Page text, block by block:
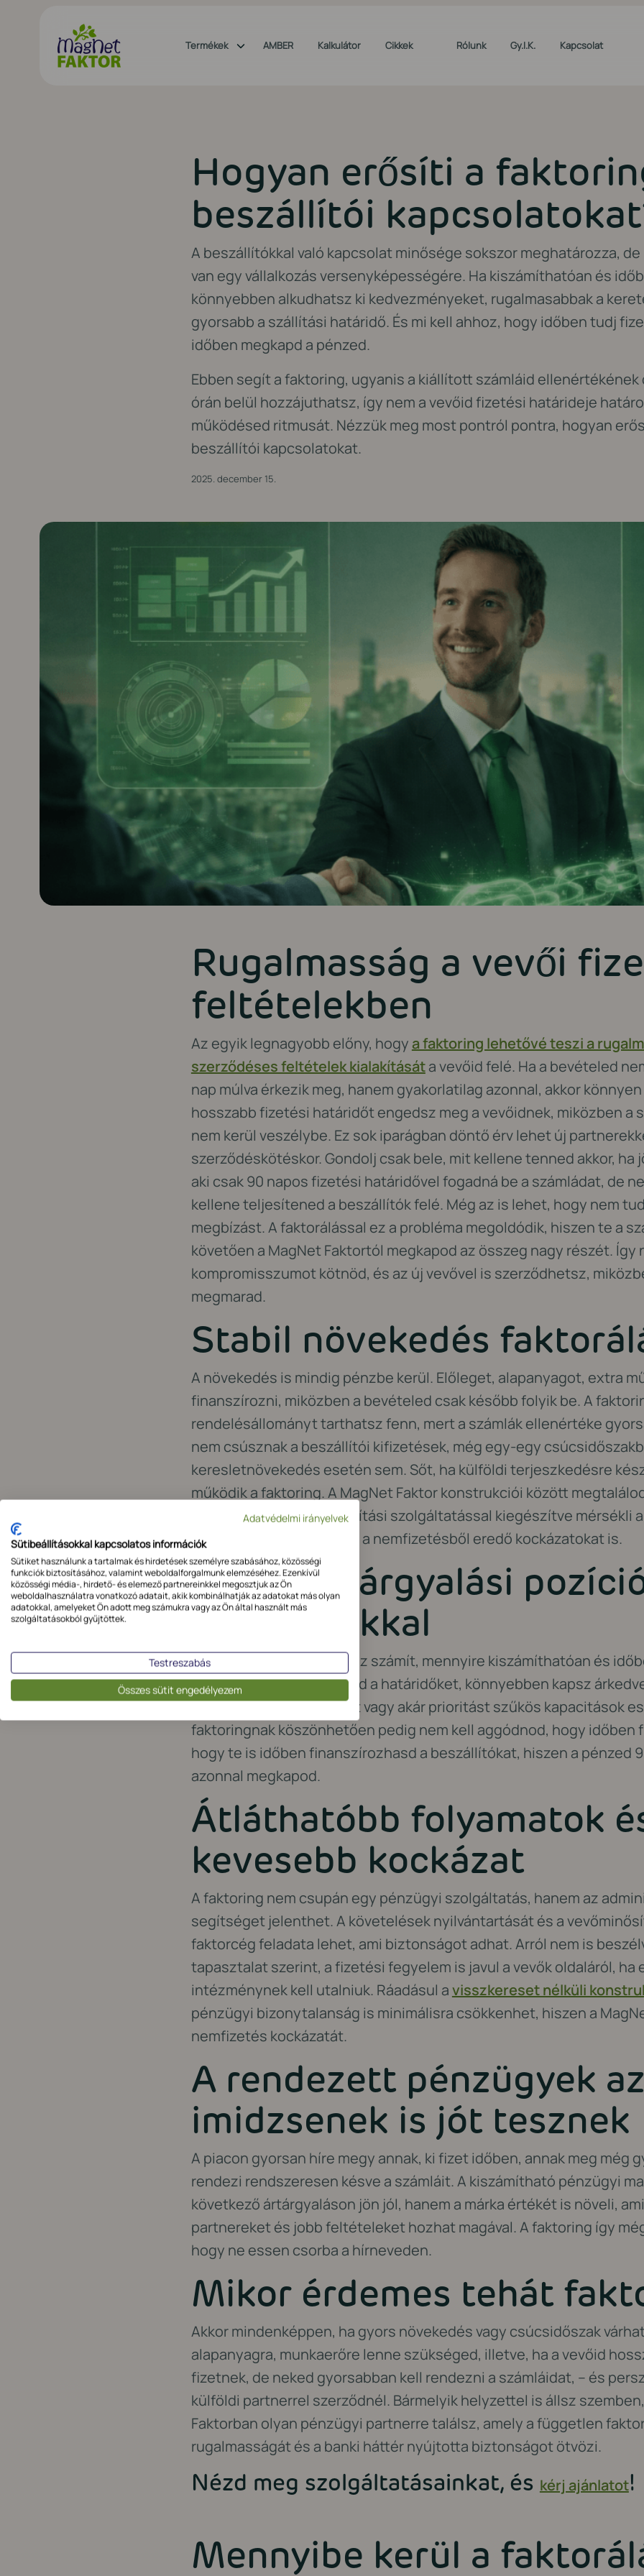
Termékek AMBER Kalkulátor Cikkek Rólunk Gy.I.K. Kapcsolat
Hogyan erősíti a
beszállítói
A beszállítókkal való kapcsolat minősége sokszor meghatározza,
van egy vállalkozás versenyképességére. Ha kiszámíthatóan és
könnyebben alkudhatsz ki kedvezményeket, rugalmasabbak a
gyorsabb a szállítási határidő. És mi kell ahhoz, hogy időben tudj
időben megkapd a pénzed.
Ebben segít a faktoring, ugyanis a kiállított számláid
órán belül hozzájuthatsz, így nem a vevőid fizetési határideje
működésed ritmusát. Nézzük meg most pontról pontra, hogyan
beszállítói kapcsolatokat.
2025. december 15.
Rugalmasság a vevői
feltételekben
Az egyik legnagyobb előny, hogy a faktoring lehetővé teszi a
szerződéses feltételek kialakításáta vevőid felé. Ha a bevételed
nap múlva érkezik meg, hanem gyakorlatilag azonnal, akkor
hosszabb fizetési határidőt engedsz meg a vevőidnek, miközben a
nem kerül veszélybe. Ez sok iparágban döntő érv lehet új
szerződéskötéskor. Gondolj csak bele, mit kellene tenned akkor, ha
aki csak 90 napos fizetési határidővel fogadná be a számládat, de
kellene teljesítened a beszállítók felé. Még az is lehet, hogy nem
megbízást. A faktorálással ez a probléma megoldódik, hiszen te a
követően a MagNet Faktortól megkapod az összeg nagy részét. Így
kompromisszumot kötnöd, és az új vevővel is szerződhetsz,
megmarad.
Stabil növekedés
A növekedés is mindig pénzbe kerül. Előleget, alapanyagot, extra
finanszírozni, miközben a bevételed csak később folyik be. A
rendelésállományt tarthatsz fenn, mert a számlák ellenértéke
nem csúsznak a beszállítói kifizetések, még egy-egy
keresletnövekedés esetén sem. Sőt, ha külföldi terjeszkedésre
működik a faktoring. A MagNet Faktor konstrukciói között
faktoringot, amely biztosítási szolgáltatással kiegészítve mérsékli
külföldi partnerek esetén a nemfizetésből eredő kockázatokat is.
Erősebb tárgyalási
beszállítókkal
A beszállítók szemében az számít, mennyire kiszámíthatóan és
következetesen teljesíted a határidőket, könnyebben kapsz
rugalmasabb feltételeket vagy akár prioritást szűkös kapacitások
faktoringnak köszönhetően pedig nem kell aggódnod, hogy időben
hogy te is időben finanszírozhasd a beszállítókat, hiszen a pénzed
azonnal megkapod.
Átláthatóbb folyamatok
kevesebb kockázat
A faktoring nem csupán egy pénzügyi szolgáltatás, hanem az
segítséget jelenthet. A követelések nyilvántartását és a
faktorcég feladata lehet, ami biztonságot adhat. Arról nem is
tapasztalat szerint, a fizetési fegyelem is javul a vevők oldaláról, ha
intézménynek kell utalniuk. Ráadásul avisszkereset nélküli
pénzügyi bizonytalanság is minimálisra csökkenhet, hiszen a
nemfizetés kockázatát.
A rendezett pénzügyek
imidzsenek is jót tesznek
A piacon gyorsan híre megy annak, ki fizet időben, annak meg még
rendezi rendszeresen késve a számláit. A kiszámítható pénzügyi
következő ártárgyaláson jön jól, hanem a márka értékét is növeli,
partnereket és jobb feltételeket hozhat magával. A faktoring így
hogy ne essen csorba a hírneveden.
Mikor érdemes tehát
Akkor mindenképpen, ha gyors növekedés vagy csúcsidőszak
alapanyagra, munkaerőre lenne szükséged, illetve, ha a vevőid
fizetnek, de neked gyorsabban kell rendezni a számláidat, – és
külföldi partnerrel szerződnél. Bármelyik helyzettel is állsz
Faktorban olyan pénzügyi partnerre találsz, amely a független
rugalmasságát és a banki háttér nyújtotta biztonságot ötvözi.
Nézd meg szolgáltatásainkat, és kérj ajánlatot!
Mennyibe kerül a
Adatvédelmi irányelvek
Sütibeállításokkal kapcsolatos információk
Sütiket használunk a tartalmak és hirdetések személyre szabásához, közösségi
funkciók biztosításához, valamint weboldalforgalmunk elemzéséhez. Ezenkívül
közösségi média-, hirdető- és elemező partnereinkkel megosztjuk az Ön
weboldalhasználatra vonatkozó adatait, akik kombinálhatják az adatokat más olyan
adatokkal, amelyeket Ön adott meg számukra vagy az Ön által használt más
szolgáltatásokból gyűjtöttek.
Testreszabás
Összes sütit engedélyezem